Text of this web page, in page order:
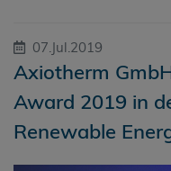
07.Jul.2019
Axiotherm
Award 2019 in
Renewable